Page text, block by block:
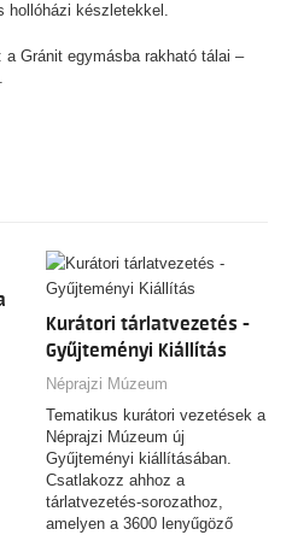
hollóházi készletekkel.
Gránit egymásba rakható tálai –
Kurátori tárlatvezetés -
Gyűjteményi Kiállítás
Néprajzi Múzeum
Tematikus kurátori vezetések a
Néprajzi Múzeum új
Gyűjteményi kiállításában.
Csatlakozz ahhoz a
tárlatvezetés-sorozathoz,
amelyen a 3600 lenyűgöző